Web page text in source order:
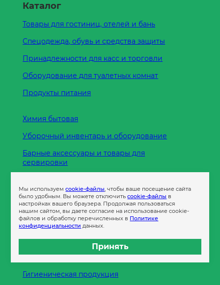
Каталог
Товары для гостиниц, отелей и бань
Спецодежда, обувь и средства защиты
Принадлежности для касс и торговли
Оборудование для туалетных комнат
Продукты питания
Химия бытовая
Уборочный инвентарь и оборудование
Барные аксессуары и товары для
сервировки
Пленка
Пакеты и сумки
Контейнеры
Бумага офисная
Гигиеническая продукция
Мы используемcookie-файлы, чтобы ваше посещение сайта
было удобным. Вы можете отключитьcookie-файлы в
настройках вашего браузера. Продолжая пользоваться
нашим сайтом, вы даете согласие на использование cookie-
файлов и обработку перечисленных в Политике
конфиденциальности данных.
Принять